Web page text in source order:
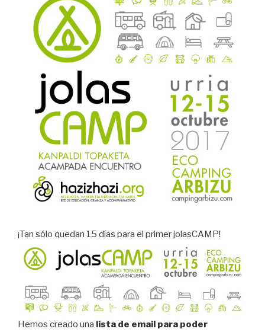
¡Tan sólo quedan 15 días para el primer jolasCAMP!
Hemos creado una lista de email para poder